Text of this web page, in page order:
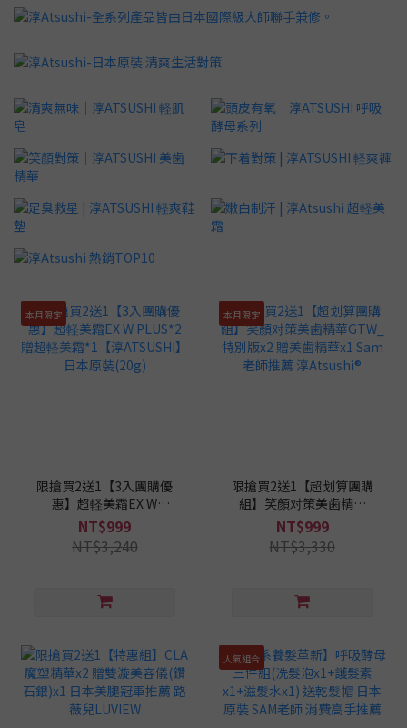
本月限定
限搶買2送1【3入團購優
惠】超軽美霜EX W
PLUS*2 贈超軽美霜
*1【淳ATSUSHI】日本原
裝(20g)
NT$999
NT$3,240
本月限定
限搶買2送1【超划算團購
組】笑顏对策美歯精華
GTW_特別版x2 贈美歯精
Atsushi®
NT$999
NT$3,330
人氣組合